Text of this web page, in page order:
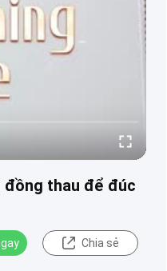
đồng thau để đúc
Chia sẻ